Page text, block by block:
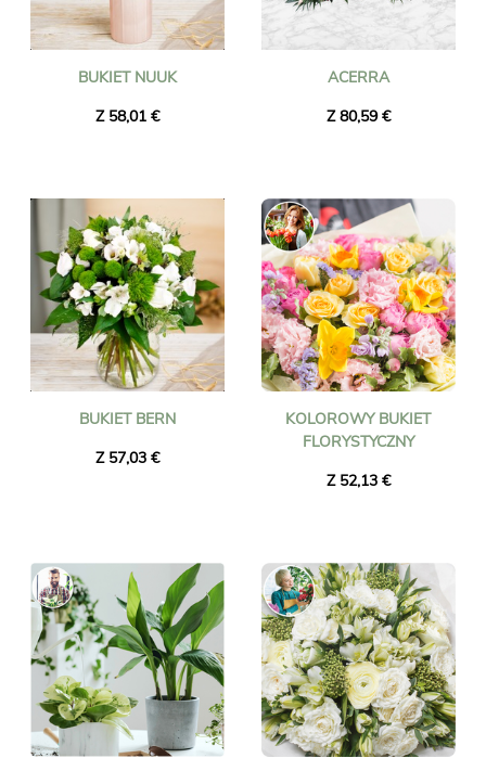
BUKIET NUUK
Z 58,01 €
ACERRA
Z 80,59 €
BUKIET BERN
Z 57,03 €
KOLOROWY BUKIET
FLORYSTYCZNY
Z 52,13 €